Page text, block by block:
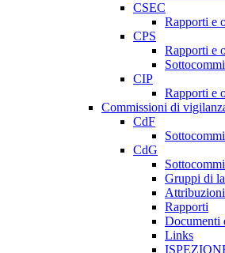
CSEC
Rapporti e
CPS
Rapporti e
CIP
Rapporti e
Commissioni di
CdF
CdG
Gruppi di
Attribuzioni
Rapporti
Documenti
Links